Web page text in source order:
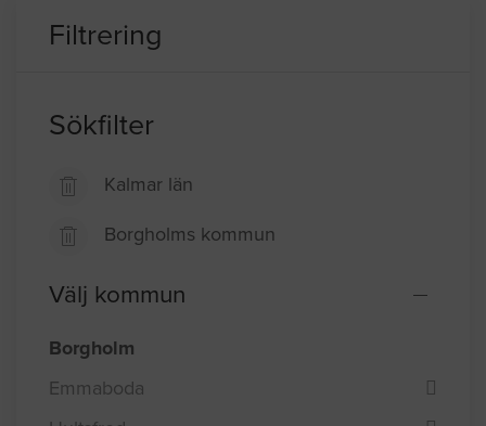
Filtrering
Sökfilter
Kalmar län
Borgholms kommun
Välj kommun
Borgholm
Emmaboda